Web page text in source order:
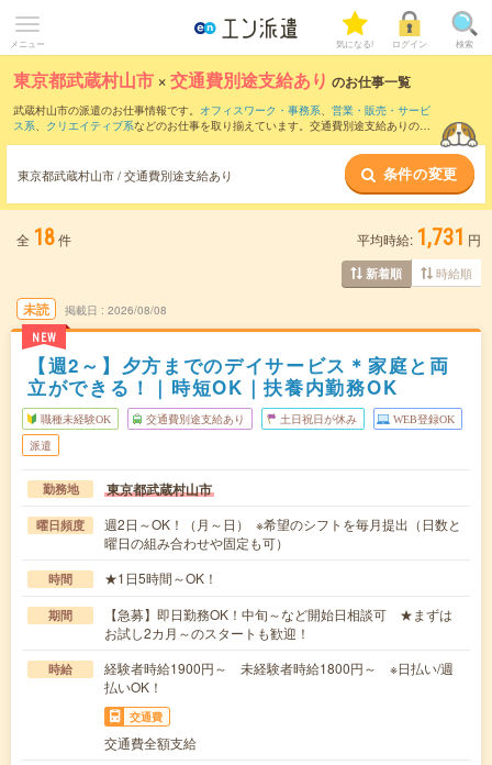
メニュー 気になる! ログイン 検索
東京都武蔵村山市 ×交通費別途支給あり のお仕事一覧
武蔵村山市の派遣のお仕事情報です。 オフィスワーク・事務系、 営業・販売・サービ
ス系、 クリエイティブ系などのお仕事を取り揃えています。交通費別途支給ありの条
東京都武蔵村山市 / 交通費別途支給あり 条件の変更
全 18件 平均時給: 1,731 円
新着順 時給順
未読
NEW
掲載日 2026/08/08
【週2～】夕方までのデイサービス＊家庭と両
立ができる！｜時短OK｜扶養内勤務OK
職種未経験OK 交通費別途支給あり 土日祝日が休み WEB登録OK
派遣
勤務地 東京都武蔵村山市
曜日頻度
週2日～OK！（月～日） ※希望のシフトを毎月提出（日数と
曜日の組み合わせや固定も可）
時間 ★1日5時間～OK！
期間
【急募】即日勤務OK！中旬～など開始日相談可 ★まずは
お試し2カ月～のスタートも歓迎！
時給
経験者時給1900円～ 未経験者時給1800円～ ※日払い/週
払いOK！
交通費
交通費全額支給